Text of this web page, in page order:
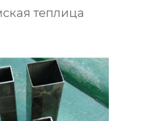
теплица